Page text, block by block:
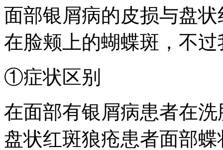
面部银屑病的皮损与盘
在脸颊上的蝴蝶斑，不
①症状区别
在面部有银屑病患者在
盘状红斑狼疮患者面部